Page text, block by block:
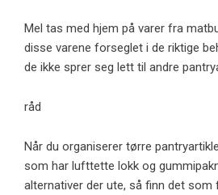
Mel tas med hjem på varer fra
disse varene forseglet i de riktige
de ikke sprer seg lett til andre
råd
Når du organiserer tørre
som har lufttette lokk og
alternativer der ute, så finn det